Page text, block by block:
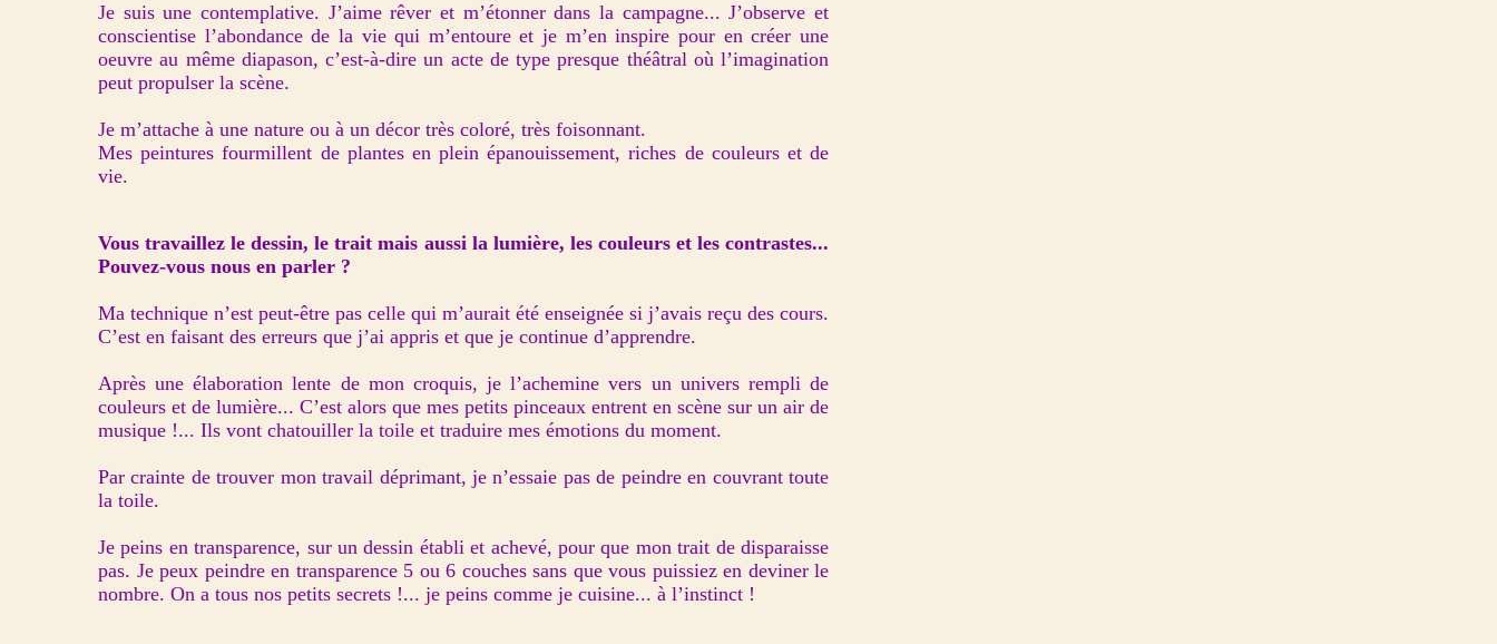
Je suis une contemplative. J’aime rêver et m’étonner dans la campagne... J’observe et
conscientise l’abondance de la vie qui m’entoure et je m’en inspire pour en créer une
oeuvre au même diapason, c’est-à-dire un acte de type presque théâtral où l’imagination
peut propulser la scène.
Je m’attache à une nature ou à un décor très coloré, très foisonnant.
Mes peintures fourmillent de plantes en plein épanouissement, riches de couleurs et de
vie.
Vous travaillez le dessin, le trait mais aussi la lumière, les couleurs et les contrastes...
Pouvez-vous nous en parler ?
Ma technique n’est peut-être pas celle qui m’aurait été enseignée si j’avais reçu des cours.
C’est en faisant des erreurs que j’ai appris et que je continue d’apprendre.
Après une élaboration lente de mon croquis, je l’achemine vers un univers rempli de
couleurs et de lumière... C’est alors que mes petits pinceaux entrent en scène sur un air de
musique !... Ils vont chatouiller la toile et traduire mes émotions du moment.
Par crainte de trouver mon travail déprimant, je n’essaie pas de peindre en couvrant toute
la toile.
Je peins en transparence, sur un dessin établi et achevé, pour que mon trait de disparaisse
pas. Je peux peindre en transparence 5 ou 6 couches sans que vous puissiez en deviner le
nombre. On a tous nos petits secrets !... je peins comme je cuisine... à l’instinct !